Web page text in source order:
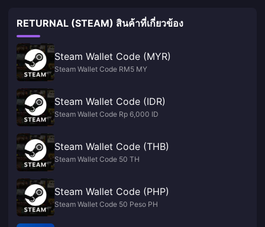
RETURNAL (STEAM) สินค้าที่เกี่ยวข้อง
Steam Wallet Code (MYR)
Steam Wallet Code RM5 MY
Steam Wallet Code (IDR)
Steam Wallet Code Rp 6,000 ID
Steam Wallet Code (THB)
Steam Wallet Code 50 TH
Steam Wallet Code (PHP)
Steam Wallet Code 50 Peso PH